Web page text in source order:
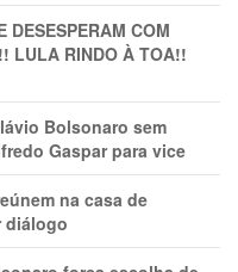
DESESPERAM COM
LULA RINDO À TOA!!
Bolsonaro sem
Gaspar para vice
na casa de
diálogo